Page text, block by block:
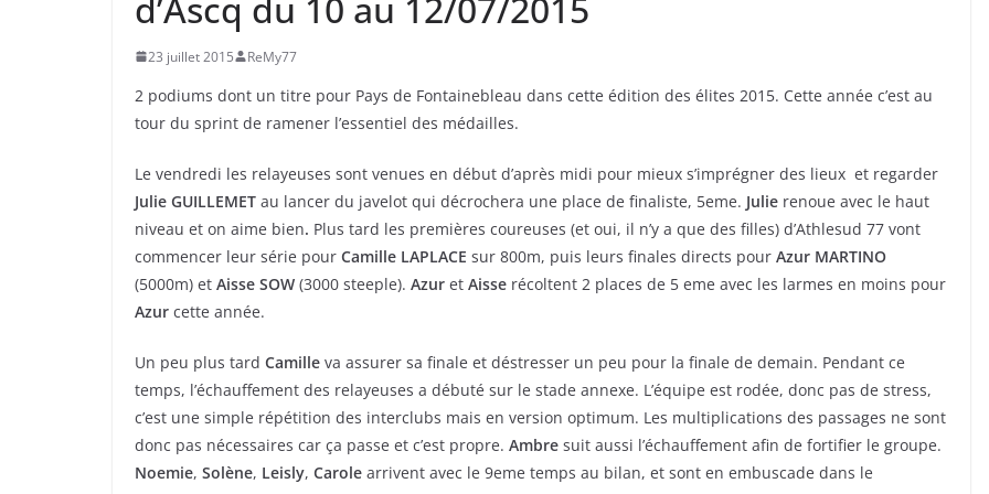
23 juillet 2015 ReMy77
2 podiums dont un titre pour Pays de Fontainebleau dans cette édition des élites 2015. Cette année c’est au
tour du sprint de ramener l’essentiel des médailles.
Le vendredi les relayeuses sont venues en début d’après midi pour mieux s’imprégner des lieux et regarder
Julie GUILLEMET au lancer du javelot qui décrochera une place de finaliste, 5eme. Julie renoue avec le haut
niveau et on aime bien. Plus tard les premières coureuses (et oui, il n’y a que des filles) d’Athlesud 77 vont
commencer leur série pour Camille LAPLACE sur 800m, puis leurs finales directs pour Azur MARTINO
(5000m) et Aisse SOW (3000 steeple). Azur et Aisse récoltent 2 places de 5 eme avec les larmes en moins pour
Azur cette année.
Un peu plus tard Camille va assurer sa finale et déstresser un peu pour la finale de demain. Pendant ce
temps, l’échauffement des relayeuses a débuté sur le stade annexe. L’équipe est rodée, donc pas de stress,
c’est une simple répétition des interclubs mais en version optimum. Les multiplications des passages ne sont
donc pas nécessaires car ça passe et c’est propre. Ambre suit aussi l’échauffement afin de fortifier le groupe.
Noemie, Solène, Leisly, Carole arrivent avec le 9eme temps au bilan, et sont en embuscade dans le